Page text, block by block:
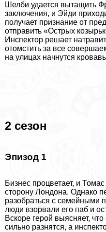
Шелби удается вытащить
заключения, и Эйди
получает признание от
отправить «Острых
Инспектор решает
отомстить за все
на улицах начнутся
2 сезон
Эпизод 1
Бизнес процветает, и
сторону Лондона. Однако
разобраться с семейными
люди взорвали его паб и
Вскоре герой выясняет,
сильно разнятся, а